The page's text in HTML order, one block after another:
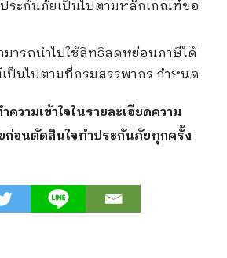
ระกันภัยเป็นไปตามหลักเกณฑ์ขอ
มารถนำไปใช้สิทธิลดหย่อนภาษีได้
นไปตามที่กรมสรรพากร กำหนด
วามเข้าใจในรายละเอียดความ
ก่อนตัดสินใจทำประกันภัยทุกครั้ง